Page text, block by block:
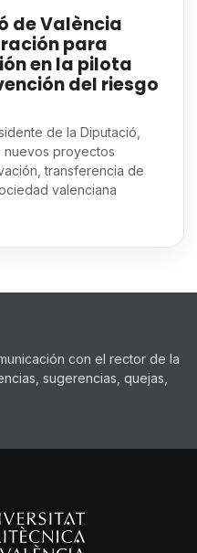
de València
para
en la pilota
del riesgo
de la Diputació,
nuevos proyectos
transferencia de
valenciana
con el rector de la
sugerencias, quejas,